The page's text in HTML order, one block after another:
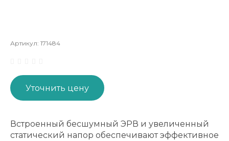
Артикул: 171484
Уточнить цену
Встроенный бесшумный ЭРВ и увеличенный
статический напор обеспечивают эффективное